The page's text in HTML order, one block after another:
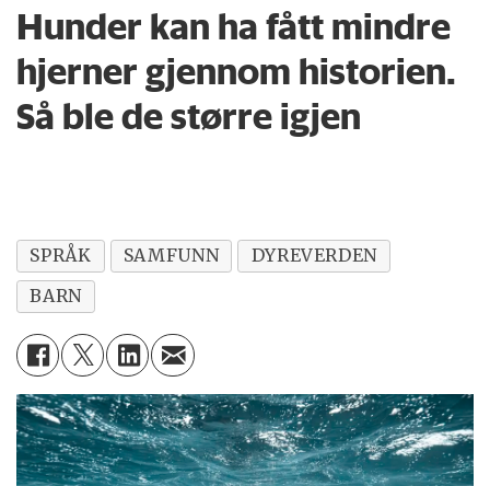
Hunder kan ha fått mindre
hjerner gjennom historien.
Så ble de større igjen
SPRÅK SAMFUNN
DYREVERDEN
BARN